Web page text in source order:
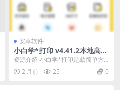
安卓软件
小白学*打印 v4.41.2本地高级
版
资源介绍 小白学*打印是款简单方
便的手机学*打印工具，开启之后用
户们就能快速获取...
2 月前 25 0